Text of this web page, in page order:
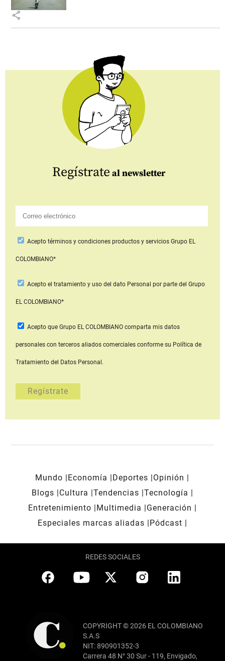
share
Regístrate al newsletter
Aceptotérminos y condiciones productos y serviciosGrupo EL
COLOMBIANO*
Acepto el tratamiento y uso del dato Personal por parte del Grupo
EL COLOMBIANO*
Acepto que Grupo EL COLOMBIANOcomparta mis datos
personales con terceros aliados comerciales conforme su Política de
Tratamiento del Datos Personal.
Mundo Economía Deportes
Opinión
Blogs
Cultura Tendencias Tecnología
Entretenimiento
Multimedia
Generación
Especiales marcas aliadas
Pódcast
REDES SOCIALES
COPYRIGHT © 2026 EL COLOMBIANO
S.A.S
NIT: 890901352-3
Carrera 48 N° 30 Sur - 119, Envigado,